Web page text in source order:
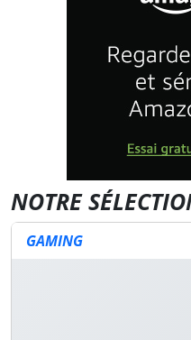
NOTRE
GAMING